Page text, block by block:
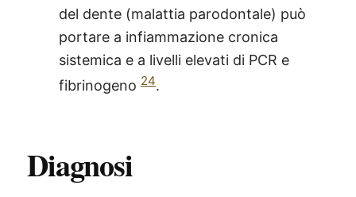
del dente (malattia parodontale) può
portare a infiammazione cronica
sistemica e a livelli elevati di PCR e
fibrinogeno 24.
Diagnosi